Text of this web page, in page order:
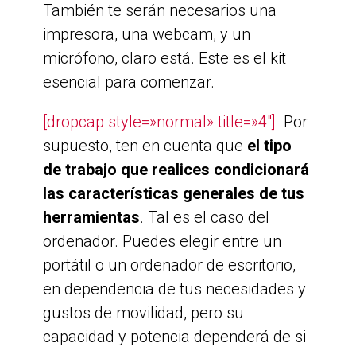
También te serán necesarios una
impresora, una webcam, y un
micrófono, claro está. Este es el kit
esencial para comenzar.
[dropcap style=»normal» title=»4″] Por
supuesto, ten en cuenta que el tipo
de trabajo que realices condicionará
las características generales de tus
herramientas. Tal es el caso del
ordenador. Puedes elegir entre un
portátil o un ordenador de escritorio,
en dependencia de tus necesidades y
gustos de movilidad, pero su
capacidad y potencia dependerá de si